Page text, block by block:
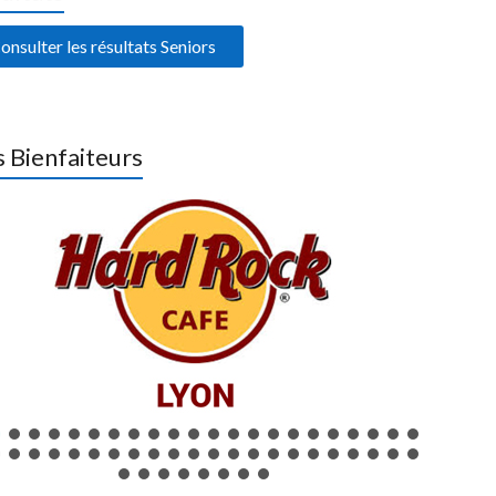
les résultats Seniors
Bienfaiteurs